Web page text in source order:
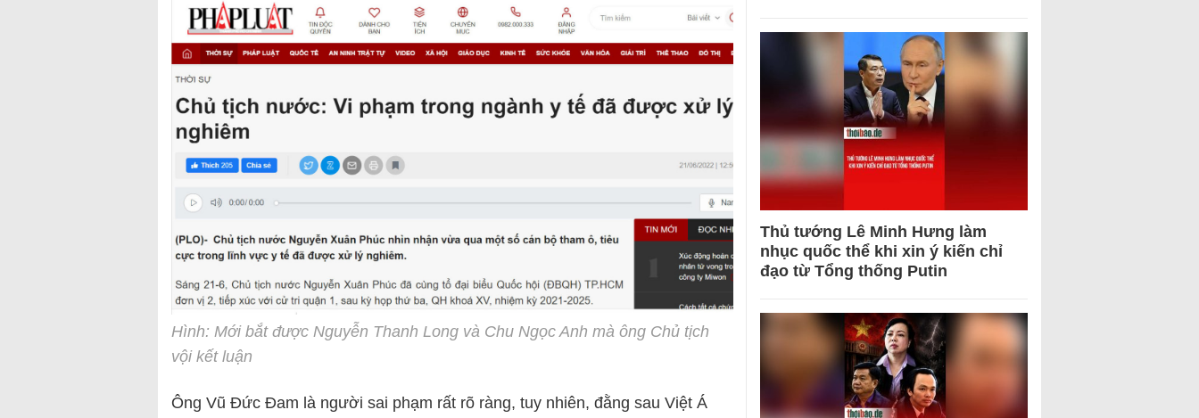
Hình: Mới bắt được Nguyễn Thanh Long và Chu Ngọc Anh mà ông Chủ tịch
vội kết luận
Ông Vũ Đức Đam là người sai phạm rất rõ ràng, tuy nhiên, đằng sau Việt Á
Thủ tướng Lê Minh Hưng làm
nhục quốc thể khi xin ý kiến chỉ
đạo từ Tổng thống Putin